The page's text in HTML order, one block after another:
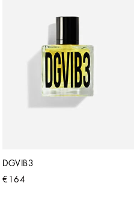
DGVIB3
€164